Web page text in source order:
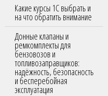
Какие курсы 1С выбрать и
на что обратить внимание
Донные клапаны и
ремкомплекты для
бензовозов и
топливозаправщиков:
надёжность, безопасность
и бесперебойная
эксплуатация